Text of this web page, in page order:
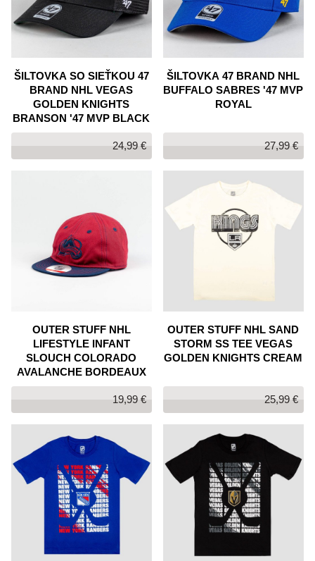
ŠILTOVKA SO SIEŤKOU 47
BRAND NHL VEGAS
GOLDEN KNIGHTS
BRANSON '47 MVP BLACK
24,99 €
ŠILTOVKA 47 BRAND NHL
BUFFALO SABRES '47 MVP
ROYAL
27,99 €
OUTER STUFF NHL
LIFESTYLE INFANT
SLOUCH COLORADO
AVALANCHE BORDEAUX
19,99 €
OUTER STUFF NHL SAND
STORM SS TEE VEGAS
GOLDEN KNIGHTS CREAM
25,99 €